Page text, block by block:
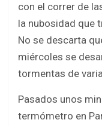
con el correr de
la nubosidad que
No se descarta
miércoles se
tormentas de
Pasados unos
termómetro en